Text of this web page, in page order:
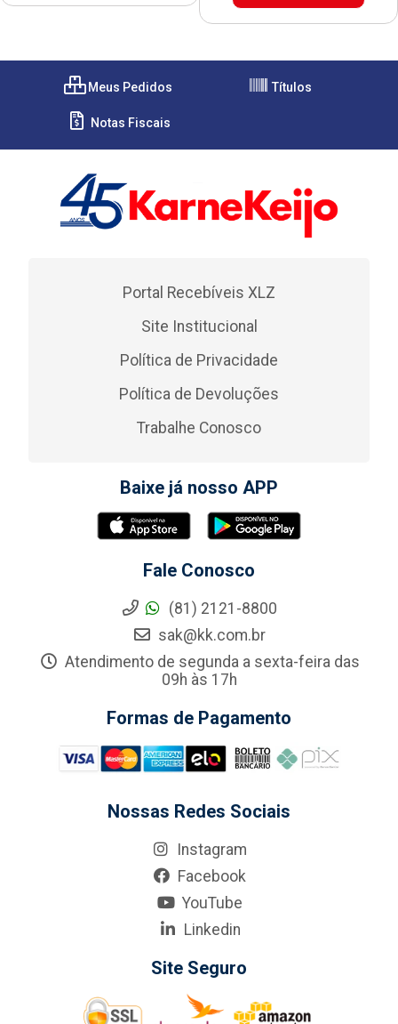
Meus Pedidos Títulos
Notas Fiscais
Portal Recebíveis XLZ
Site Institucional
Política de Privacidade
Política de Devoluções
Trabalhe Conosco
Baixe já nosso APP
Fale Conosco
(81) 2121-8800
sak@kk.com.br
Atendimento de segunda a sexta-feira das
09h às 17h
Formas de Pagamento
Nossas Redes Sociais
Instagram
Facebook
YouTube
Linkedin
Site Seguro